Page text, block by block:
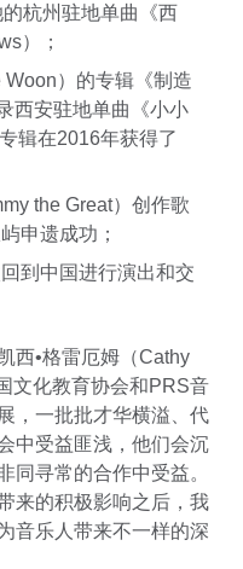
的杭州驻地单曲《西
）；
Woon）的专辑《制造
西安驻地单曲《小小
辑在2016年获得了
the Great）创作歌
申遗成功；
到中国进行演出和交
西•格雷厄姆（Cathy
文化教育协会和PRS音
，一批批才华横溢、代
中受益匪浅，他们会沉
同寻常的合作中受益。
来的积极影响之后，我
音乐人带来不一样的深